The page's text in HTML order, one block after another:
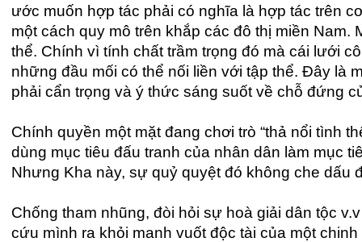
ước muốn hợp tác phải có nghĩa là hợp tác trên
một cách quy mô trên khắp các đô thị miền
thể. Chính vì tính chất trầm trọng đó mà cái lưới
những đầu mối có thể nối liền với tập thể. Đây là
phải cẩn trọng và ý thức sáng suốt về chỗ đứng
Chính quyền một mặt đang chơi trò “thả nổi tình
dùng mục tiêu đấu tranh của nhân dân làm mục
Nhưng Kha này, sự quỷ quyệt đó không che dấu
Chống tham nhũng, đòi hỏi sự hoà giải dân tộc
cứu mình ra khỏi manh vuốt độc tài của một